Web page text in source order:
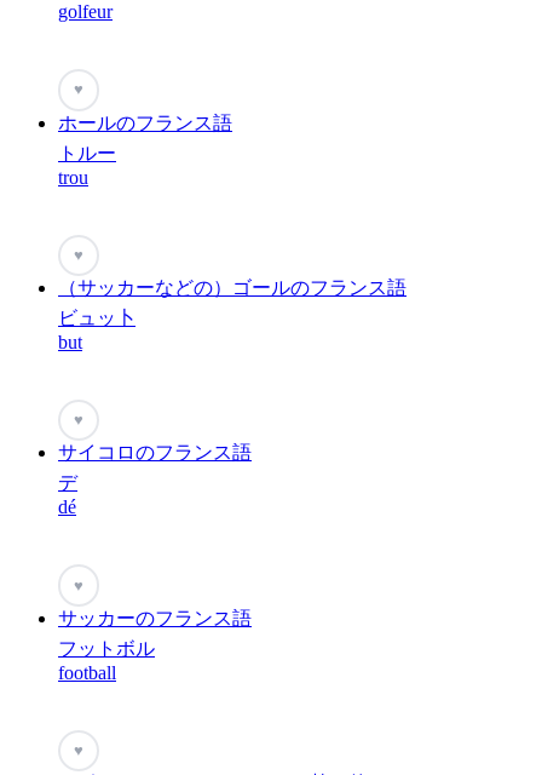
golfeur
♥
ホールのフランス語
トルー
trou
♥
（サッカーなどの）ゴールのフランス語
ビュッ卜
but
♥
サイコロのフランス語
デ
dé
♥
サッカーのフランス語
フットボル
football
♥